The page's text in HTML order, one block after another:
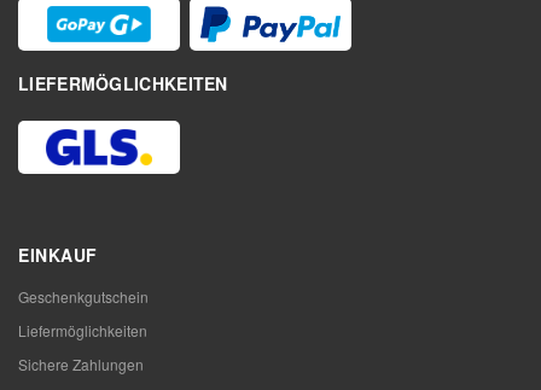
LIEFERMÖGLICHKEITEN
EINKAUF
Geschenkgutschein
Liefermöglichkeiten
Sichere Zahlungen